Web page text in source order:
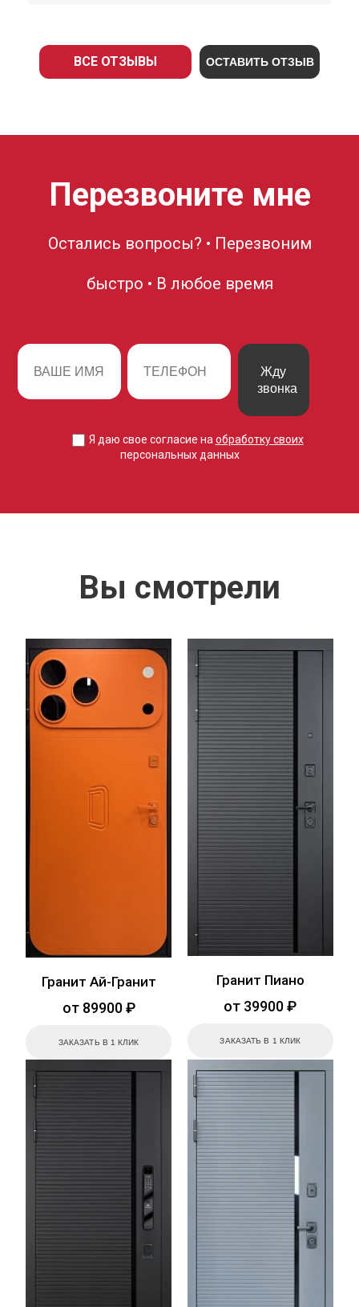
ВСЕ ОТЗЫВЫ ОСТАВИТЬ ОТЗЫВ
Перезвоните мне
Остались вопросы? • Перезвоним
быстро • В любое время
Жду
звонка
Я даю свое согласие на обработку своих
персональных данных
Вы смотрели
Гранит Ай-Гранит
от 89900 ₽
ЗАКАЗАТЬ В 1 КЛИК
Гранит Пиано
от 39900 ₽
ЗАКАЗАТЬ В 1 КЛИК